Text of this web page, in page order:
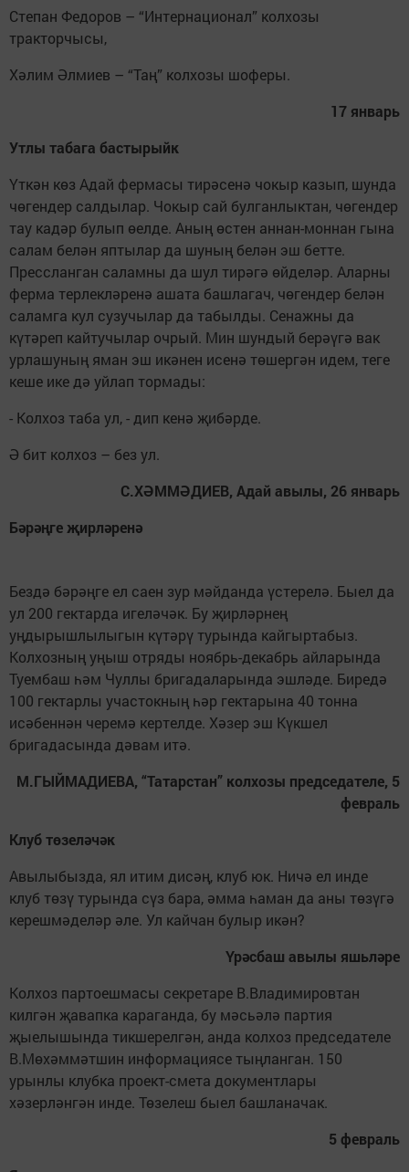
Степан Федоров – “Интернационал” колхозы
тракторчысы,
Хәлим Әлмиев – “Таң” колхозы шоферы.
17 январь
Утлы табага бастырыйк
Үткән көз Адай фермасы тирәсенә чокыр казып, шунда
чөгендер салдылар. Чокыр сай булганлыктан, чөгендер
тау кадәр булып өелде. Аның өстен аннан-моннан гына
салам белән яптылар да шуның белән эш бетте.
Прессланган саламны да шул тирәгә өйделәр. Аларны
ферма терлекләренә ашата башлагач, чөгендер белән
саламга кул сузучылар да табылды. Сенажны да
күтәреп кайтучылар очрый. Мин шундый берәүгә вак
урлашуның яман эш икәнен исенә төшергән идем, теге
кеше ике дә уйлап тормады:
- Колхоз таба ул, - дип кенә җибәрде.
Ә бит колхоз – без ул.
С.ХӘММӘДИЕВ, Адай авылы, 26 январь
Бәрәңге җирләренә
Бездә бәрәңге ел саен зур мәйданда үстерелә. Быел да
ул 200 гектарда игеләчәк. Бу җирләрнең
уңдырышлылыгын күтәрү турында кайгыртабыз.
Колхозның уңыш отряды ноябрь-декабрь айларында
Туембаш һәм Чуллы бригадаларында эшләде. Биредә
100 гектарлы участокның һәр гектарына 40 тонна
исәбеннән черемә кертелде. Хәзер эш Күкшел
бригадасында дәвам итә.
М.ГЫЙМАДИЕВА, “Татарстан” колхозы председателе, 5
февраль
Клуб төзеләчәк
Авылыбызда, ял итим дисәң, клуб юк. Ничә ел инде
клуб төзү турында сүз бара, әмма һаман да аны төзүгә
керешмәделәр әле. Ул кайчан булыр икән?
Үрәсбаш авылы яшьләре
Колхоз партоешмасы секретаре В.Владимировтан
килгән җавапка караганда, бу мәсьәлә партия
җыелышында тикшерелгән, анда колхоз председателе
В.Мөхәммәтшин информациясе тыңланган. 150
урынлы клубка проект-смета документлары
хәзерләнгән инде. Төзелеш быел башланачак.
5 февраль